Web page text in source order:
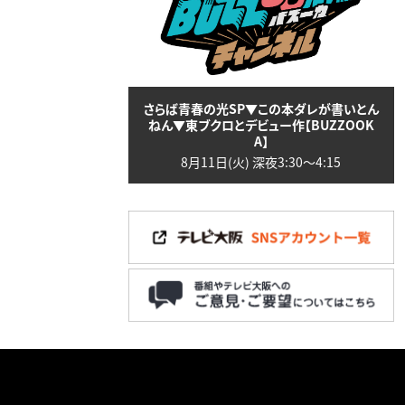
さらば青春の光SP▼この本ダレが書いとん
ねん▼東ブクロとデビュー作【BUZZOOK
A】
8月11日(火) 深夜3:30〜4:15